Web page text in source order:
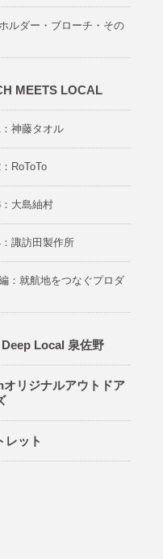
ルダー・ブローチ・その
MEETS LOCAL
神藤タオル
RoToTo
大島紬村
諏訪田製作所
：就航地をつなぐプロダ
Local 泉佐野
オリジナルアウトドア
レット